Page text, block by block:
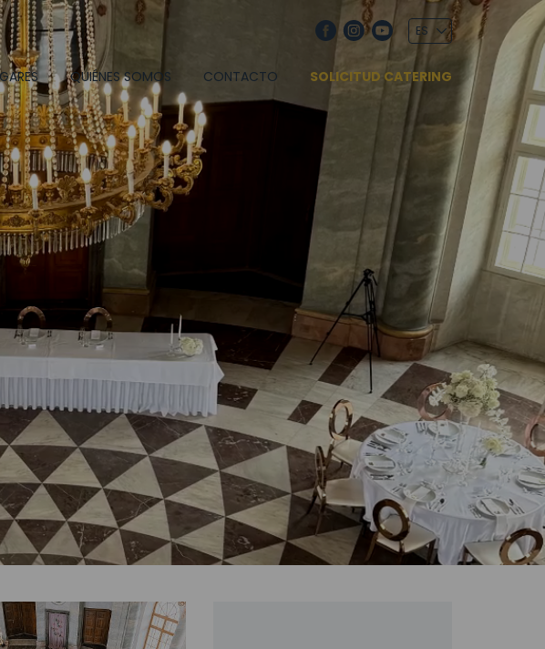
SOLICITUD CATERING
QUIÉNES SOMOS CONTACTO